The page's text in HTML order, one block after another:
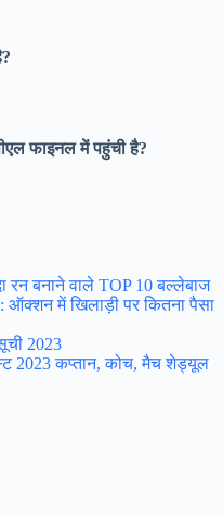
फाइनल में पहुंची है?
रन बनाने वाले TOP 10 बल्लेबाज
में खिलाड़ी पर कितना पैसा
2023
2023 कप्तान, कोच, मैच शेड्यूल